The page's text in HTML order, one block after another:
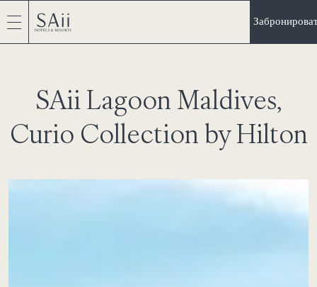
SAii Lagoon Maldives,
Curio Collection by Hilton